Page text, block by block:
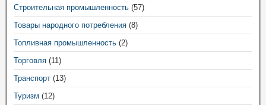
Строительная промышленность (57)
Товары народного потребления (8)
Топливная промышленность (2)
Торговля (11)
Транспорт (13)
Туризм (12)